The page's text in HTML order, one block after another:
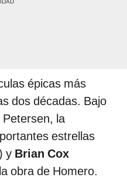
épicas más
dos décadas. Bajo
la
estrellas
y Brian Cox
obra de Homero.